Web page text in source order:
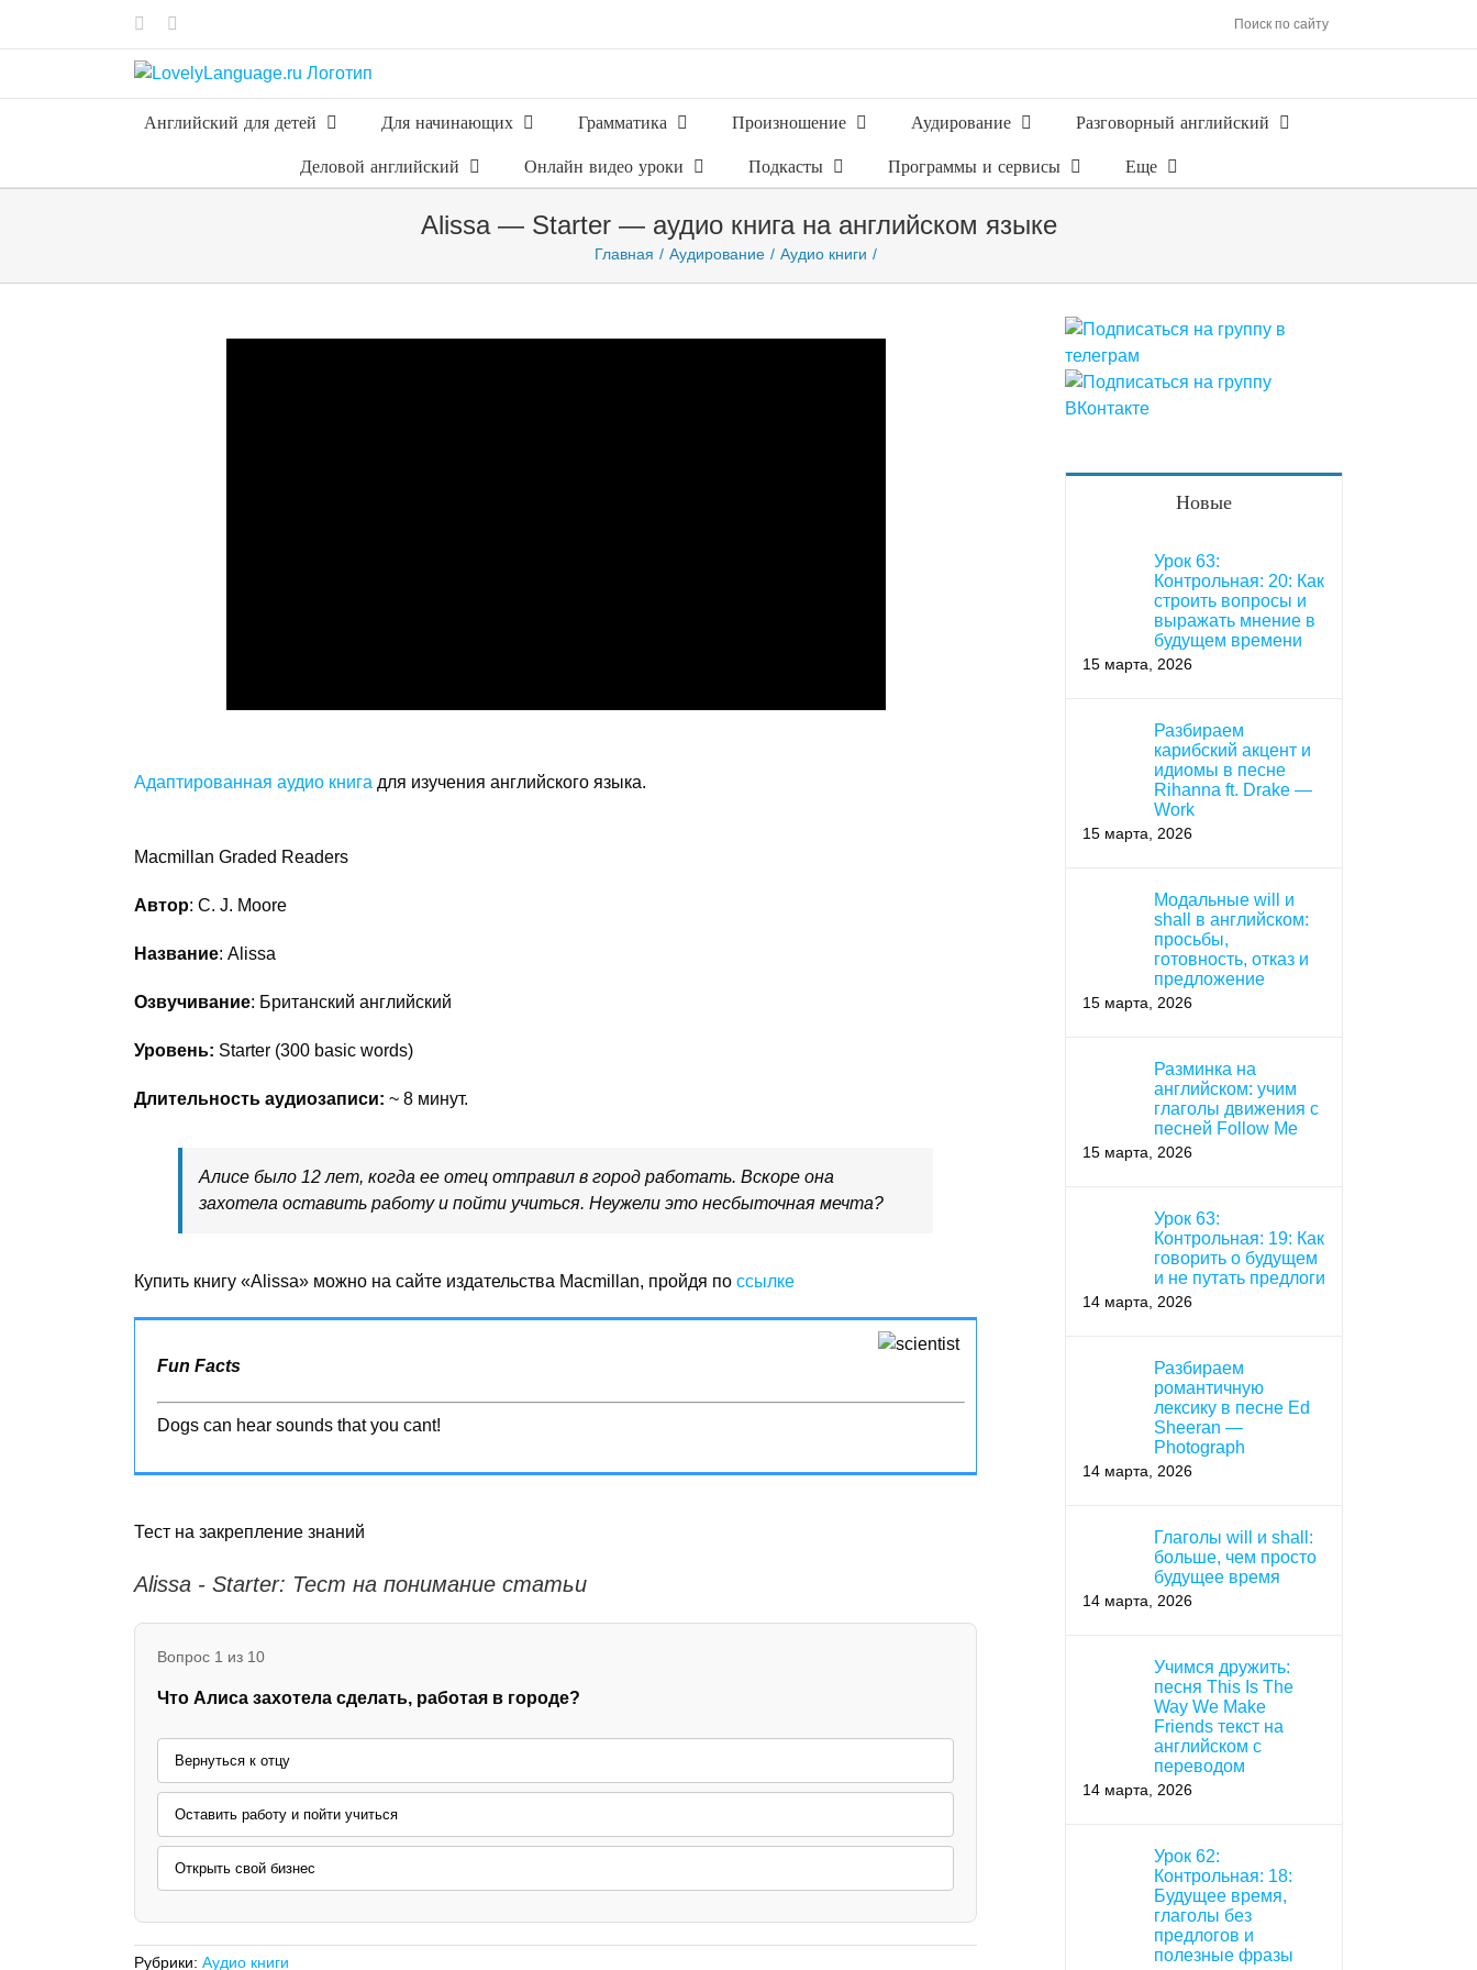
Поиск по сайту
Английский для детей Для начинающих Грамматика Произношение Аудирование Разговорный английский
Деловой английский Онлайн видео уроки Подкасты Программы и сервисы Еще
Alissa — Starter — аудио книга на английском языке
Главная Аудирование Аудио книги
Адаптированная аудио книга для изучения английского языка.
Macmillan Graded Readers
Автор: C. J. Moore
Название: Alissa
Озвучивание: Британский английский
Уровень: Starter (300 basic words)
Длительность аудиозаписи: ~ 8 минут.
Алисе было 12 лет, когда ее отец отправил в город работать. Вскоре она
захотела оставить работу и пойти учиться. Неужели это несбыточная мечта?
Купить книгу «Alissa» можно на сайте издательства Macmillan, пройдя по ссылке
Fun Facts
Dogs can hear sounds that you cant!
Тест на закрепление знаний
Alissa - Starter: Тест на понимание статьи
Вопрос 1 из 10
Что Алиса захотела сделать, работая в городе?
Вернуться к отцу
Оставить работу и пойти учиться
Открыть свой бизнес
Рубрики: Аудио книги
Новые
Урок 63:
Контрольная: 20: Как
строить вопросы и
выражать мнение в
будущем времени
15 марта, 2026
Разбираем
карибский акцент и
идиомы в песне
Rihanna ft. Drake —
Work
15 марта, 2026
Модальные will и
shall в английском:
просьбы,
готовность, отказ и
предложение
15 марта, 2026
Разминка на
английском: учим
глаголы движения с
песней Follow Me
15 марта, 2026
Урок 63:
Контрольная: 19: Как
говорить о будущем
и не путать предлоги
14 марта, 2026
Разбираем
романтичную
лексику в песне Ed
Sheeran —
Photograph
14 марта, 2026
Глаголы will и shall:
больше, чем просто
будущее время
14 марта, 2026
Учимся дружить:
песня This Is The
Way We Make
Friends текст на
английском с
переводом
14 марта, 2026
Урок 62:
Контрольная: 18:
Будущее время,
глаголы без
предлогов и
полезные фразы